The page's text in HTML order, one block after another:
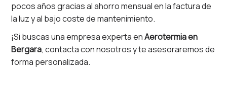
pocos años gracias al ahorro mensual en la factura de
la luz y al bajo coste de mantenimiento.
¡Si buscas una empresa experta enAerotermia en
Bergara, contacta con nosotros y te asesoraremos de
forma personalizada.